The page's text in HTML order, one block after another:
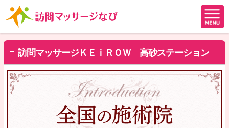
訪問マッサージＫＥｉＲＯＷ 高砂ステーション